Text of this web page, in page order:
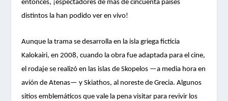
entonces, ¡espectadores de más de cincuenta países
distintos la han podido ver en vivo!
Aunque la trama se desarrolla en la isla griega ficticia
Kalokairi, en 2008, cuando la obra fue adaptada para el cine,
el rodaje se realizó en las islas de Skopelos —a media hora en
avión de Atenas— y Skiathos, al noreste de Grecia. Algunos
sitios emblemáticos que vale la pena visitar para revivir los